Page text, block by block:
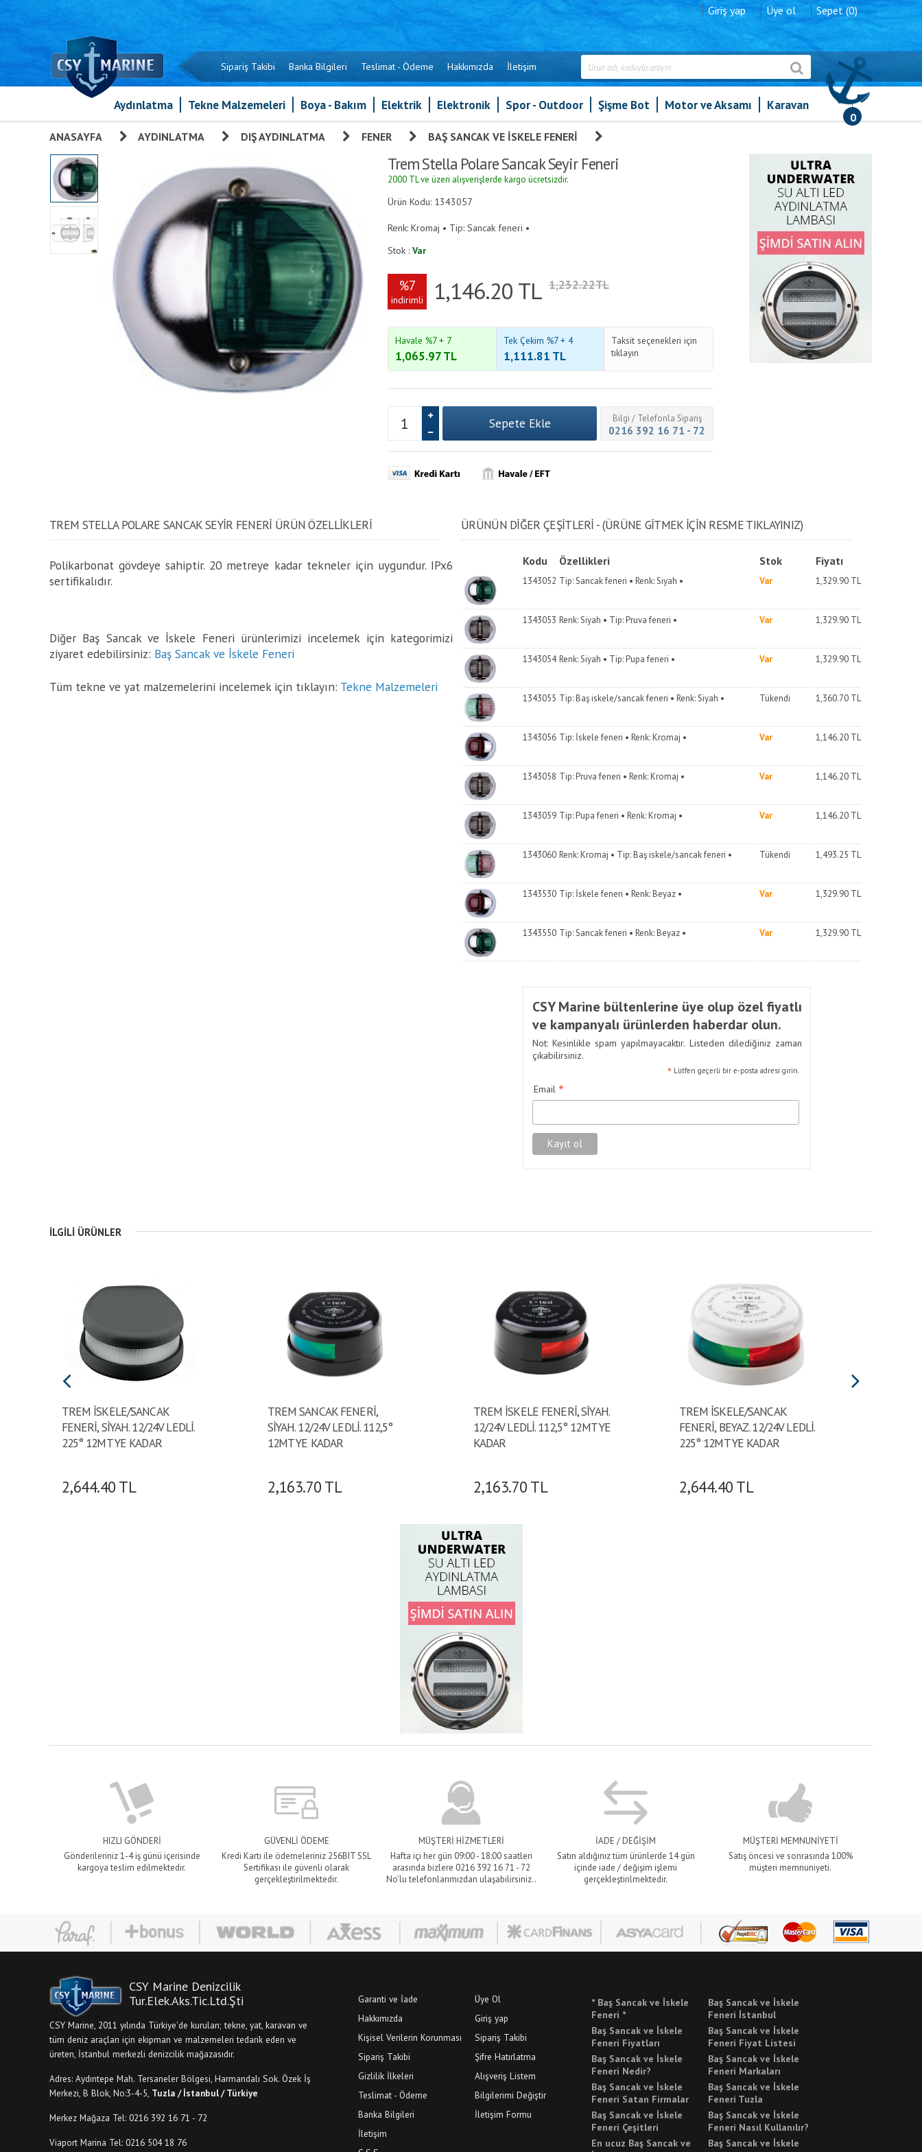
Giriş yap Üye ol Sepet (0)
Sipariş Takibi Banka Bilgileri Teslimat - Ödeme Hakkımızda İletişim
0
Aydınlatma Tekne Malzemeleri Boya - Bakım Elektrik Elektronik Spor - Outdoor Şişme Bot Motor ve Aksamı Karavan
ANASAYFA AYDINLATMA DIŞ AYDINLATMA FENER BAŞ SANCAK VE İSKELE FENERI
Trem Stella Polare Sancak Seyir Feneri
2000 TL ve üzeri alışverişlerde kargo ücretsizdir.
Ürün Kodu: 1343057
Renk: Kromaj • Tip: Sancak feneri •
Stok : Var
%7
indirimli 1,146.20 TL 1,232.22TL
Havale %7 + 7
1,065.97TL
Tek Çekim %7 + 4
1,111.81 TL
Taksit seçenekleri için
tıklayın
Bilgi / Telefonla Sipariş
0216 392 16 71 - 72
TREM STELLA POLARE SANCAK SEYIR FENERI ÜRÜN ÖZELLİKLERİ
Polikarbonat gövdeye sahiptir. 20 metreye kadar tekneler için uygundur. IPx6
sertifikalıdır.
Diğer Baş Sancak ve İskele Feneri ürünlerimizi incelemek için kategorimizi
ziyaret edebilirsiniz: Baş Sancak ve İskele Feneri
Tüm tekne ve yat malzemelerini incelemek için tıklayın: Tekne Malzemeleri
ÜRÜNÜN DİĞER ÇEŞİTLERİ - (ÜRÜNE GITMEK IÇIN RESME TIKLAYINIZ)
Kodu Özellikleri Stok Fiyatı
1343052 Tip: Sancak feneri • Renk: Siyah • Var 1,329.90 TL
1343053 Renk: Siyah • Tip: Pruva feneri • Var 1,329.90 TL
1343054 Renk: Siyah • Tip: Pupa feneri • Var 1,329.90 TL
1343055 Tip: Baş iskele/sancak feneri • Renk: Siyah • Tükendi 1,360.70 TL
1343056 Tip: İskele feneri • Renk: Kromaj • Var 1,146.20 TL
1343058 Tip: Pruva feneri • Renk: Kromaj • Var 1,146.20 TL
1343059 Tip: Pupa feneri • Renk: Kromaj • Var 1,146.20 TL
1343060 Renk: Kromaj • Tip: Baş iskele/sancak feneri • Tükendi 1,493.25 TL
1343530 Tip: İskele feneri • Renk: Beyaz • Var 1,329.90 TL
1343550 Tip: Sancak feneri • Renk: Beyaz • Var 1,329.90 TL
CSY Marine bültenlerine üye olup özel fiyatlı
ve kampanyalı ürünlerden haberdar olun.
Not: Kesinlikle spam yapılmayacaktır. Listeden dilediğiniz zaman
çıkabilirsiniz.
* Lütfen geçerli bir e-posta adresi girin.
Email *
İLGILI ÜRÜNLER
TREM İSKELE/SANCAK
FENERİ, SİYAH. 12/24V LEDLİ.
225° 12MT YE KADAR
2,644.40 TL
TREM SANCAK FENERİ,
SİYAH. 12/24V LEDLİ. 112,5°
12MT YE KADAR
2,163.70 TL
TREM İSKELE FENERİ, SİYAH.
12/24V LEDLİ. 112,5° 12MT YE
KADAR
2,163.70 TL
TREM İSKELE/SANCAK
FENERİ, BEYAZ. 12/24V LEDLİ.
225° 12MT YE KADAR
2,644.40 TL
HIZLI GÖNDERİ
Gönderileriniz 1-4 iş günü içerisinde
kargoya teslim edilmektedir.
GÜVENLİ ÖDEME
Kredi Kartı ile ödemeleriniz 256BIT SSL
Sertifikası ile güvenli olarak
gerçekleştirilmektedir.
MÜŞTERİ HİZMETLERİ
Hafta içi her gün 09:00 - 18:00 saatleri
arasında bizlere 0216 392 16 71 - 72
No’lu telefonlarımızdan ulaşabilirsiniz..
İADE / DEĞİŞİM
Satın aldığınız tüm ürünlerde 14 gün
içinde iade / değişim işlemi
gerçekleştirilmektedir.
MÜŞTERİ MEMNUNİYETİ
Satış öncesi ve sonrasında 100%
müşteri memnuniyeti.
CSY Marine Denizcilik
Tur.Elek.Aks.Tic.Ltd.Şti
CSY Marine, 2011 yılında Türkiye'de kurulan; tekne, yat, karavan ve
tüm deniz araçları için ekipman ve malzemeleri tedarik eden ve
üreten, İstanbul merkezli denizcilik mağazasıdır.
Adres: Aydıntepe Mah. Tersaneler Bölgesi, Harmandalı Sok. Özek İş
Merkezi, B Blok, No:3-4-5, Tuzla / İstanbul / Türkiye
Merkez Mağaza Tel: 0216 392 16 71 - 72
Viaport Marina Tel: 0216 504 18 76
Garanti ve İade
Hakkımızda
Kişisel Verilerin Korunması
Sipariş Takibi
Gizlilik İlkeleri
Teslimat - Ödeme
Banka Bilgileri
İletişim
Üye Ol
Giriş yap
Sipariş Takibi
Şifre Hatırlatma
Alışveriş Listem
Bilgilerimi Değiştir
İletişim Formu
* Baş Sancak ve İskele
Feneri *
Baş Sancak ve İskele
Feneri Fiyatları
Baş Sancak ve İskele
Feneri Nedir?
Baş Sancak ve İskele
Feneri Satan Firmalar
Baş Sancak ve İskele
Feneri Çeşitleri
En ucuz Baş Sancak ve
Baş Sancak ve İskele
Feneri İstanbul
Baş Sancak ve İskele
Feneri Fiyat Listesi
Baş Sancak ve İskele
Feneri Markaları
Baş Sancak ve İskele
Feneri Tuzla
Baş Sancak ve İskele
Feneri Nasıl Kullanılır?
Baş Sancak ve İskele